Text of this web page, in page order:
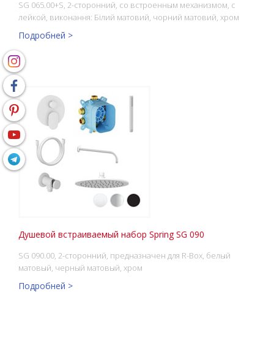
SG 065.00+S, 2-сторонний, со встроенным механизмом, с
лейкой, виконання: Білий матовий, чорний матовий, хром
Подробней >
Душевой встраиваемый набор Spring SG 090
SG 090.00, 2-сторонний, предназначен для R-Box, белый
матовый, черный матовый, хром
Подробней >